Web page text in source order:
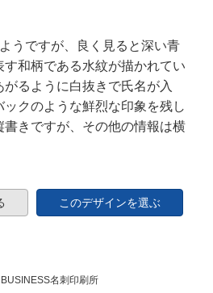
うですが、良く見ると深い青
和柄である水紋が描かれてい
がるように白抜きで氏名が入
ックのような鮮烈な印象を残し
書きですが、その他の情報は横
このデザインを選ぶ
名刺印刷所